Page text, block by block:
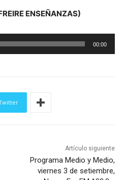
ENSEÑANZAS)
00:00
Artículo siguiente
Programa Medio y Medio,
viernes 3 de setiembre,